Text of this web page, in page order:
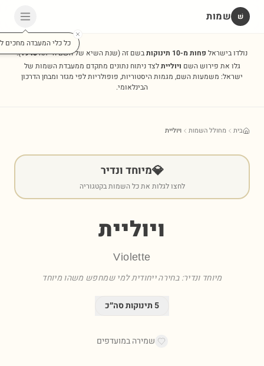
שׁ שמות
כל כלי המעבדה מחכים
נולדו בישראל פחות מ-10 תינוקות בשם זה(שנת השיא של השם הייתה1948
).
גלו את פירוש השם ויולייתלצד ניתוח נתונים מתקדם ממעבדת השמות של
ישראל: משמעות השם, מגמות היסטוריות, פופולריות לפי מגזר ומבחן הדרכון
הבינלאומי.
בית מחולל השמות ויוליית
💎מיוחד ונדיר
לחצו לגלות את כל השמות בקטגוריה
ויוליית
Violette
מיוחד ונדיר: בחירה ייחודית למי שמחפש משהו מיוחד
5תינוקות סה״כ
שמירה במועדפים